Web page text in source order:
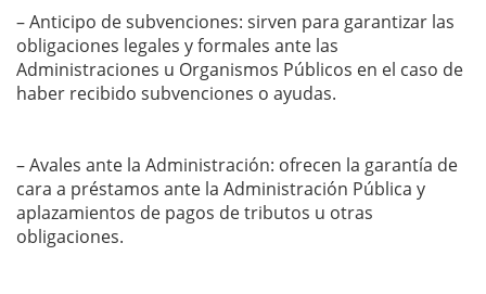
– Anticipo de subvenciones: sirven para garantizar las
obligaciones legales y formales ante las
Administraciones u Organismos Públicos en el caso de
haber recibido subvenciones o ayudas.
– Avales ante la Administración: ofrecen la garantía de
cara a préstamos ante la Administración Pública y
aplazamientos de pagos de tributos u otras
obligaciones.